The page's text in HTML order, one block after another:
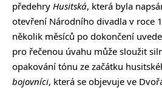
předehry Husitská, která byla
otevření Národního divadla v roce
několik měsíců po dokončení
pro řečenou úvahu může sloužit
opakování tónu ze začátku
bojovníci, která se objevuje ve